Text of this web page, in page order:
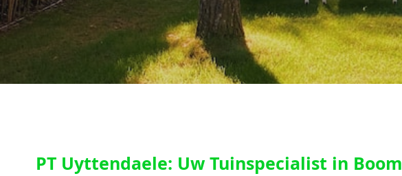
PT Uyttendaele: Uw Tuinspecialist in Boom